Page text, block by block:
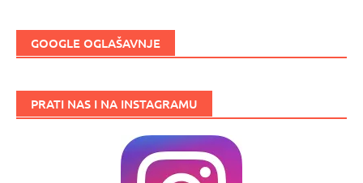
GOOGLE OGLAŠAVNJE
PRATI NAS I NA INSTAGRAMU